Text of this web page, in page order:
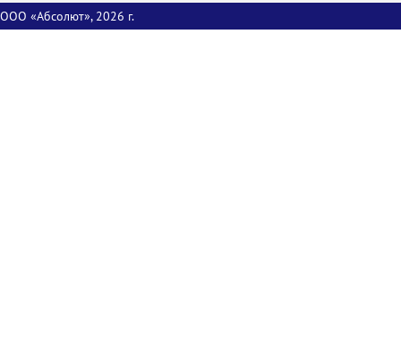
ООО «Абсолют», 2026 г.